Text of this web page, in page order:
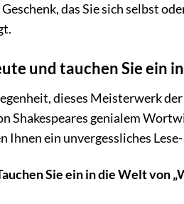
das Sie sich selbst
und tauchen Sie ein
dieses Meisterwerk
Shakespeares genialem
Ihnen ein unvergessliches
Sie ein in die Welt von